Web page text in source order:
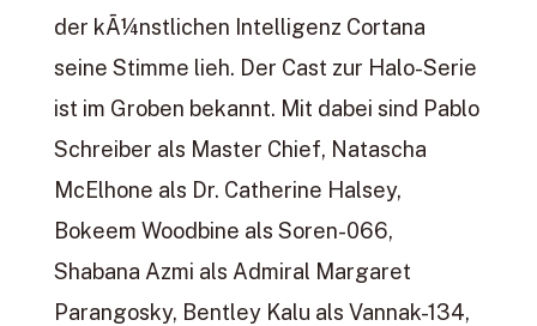
der kÃ¼nstlichen Intelligenz Cortana
seine Stimme lieh. Der Cast zur Halo-Serie
ist im Groben bekannt. Mit dabei sind Pablo
Schreiber als Master Chief, Natascha
McElhone als Dr. Catherine Halsey,
Bokeem Woodbine als Soren-066,
Shabana Azmi als Admiral Margaret
Parangosky, Bentley Kalu als Vannak-134,